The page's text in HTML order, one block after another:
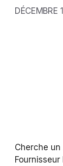
DÉCEMBRE
Cherche un
Fournisseur